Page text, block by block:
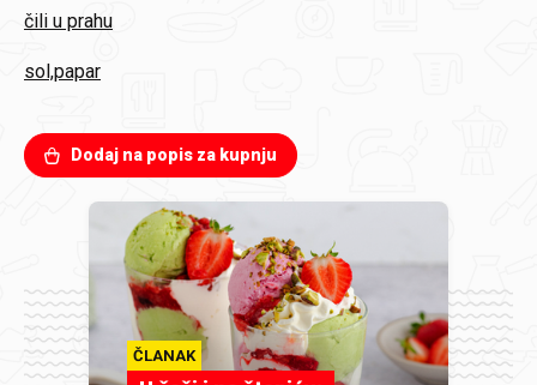
čili u prahu
sol,papar
Dodaj na popis za kupnju
ČLANAK